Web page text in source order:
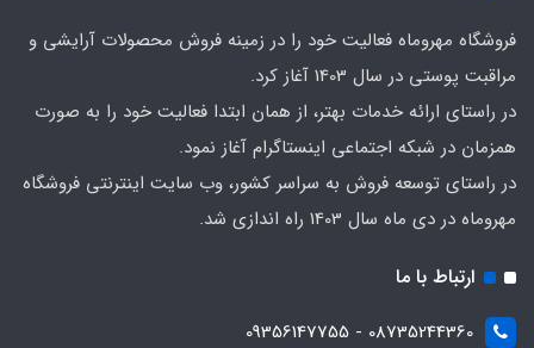
فروشگاه مهروماه فعالیت خود را در زمینه فروش محصولات آرایشی و
مراقبت پوستی در سال 1403 آغاز کرد.
در راستای ارائه خدمات بهتر، از همان ابتدا فعالیت خود را به صورت
همزمان در شبکه اجتماعی اینستاگرام آغاز نمود.
در راستای توسعه فروش به سراسر کشور، وب سایت اینترنتی فروشگاه
مهروماه در دی ماه سال 1403 راه اندازی شد.
ارتباط با ما
08735244360 - 09356147755